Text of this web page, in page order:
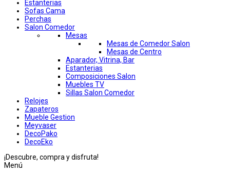
Estanterias
Sofas Cama
Perchas
Salon Comedor
Mesas
Mesas de Comedor Salon
Mesas de Centro
Aparador, Vitrina, Bar
Estanterias
Composiciones Salon
Muebles TV
Sillas Salon Comedor
Relojes
Zapateros
Mueble Gestion
Meyvaser
DecoPako
DecoEko
¡Descubre, compra y disfruta!
Menú